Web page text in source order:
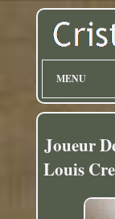
MENU
Joueur
Louis